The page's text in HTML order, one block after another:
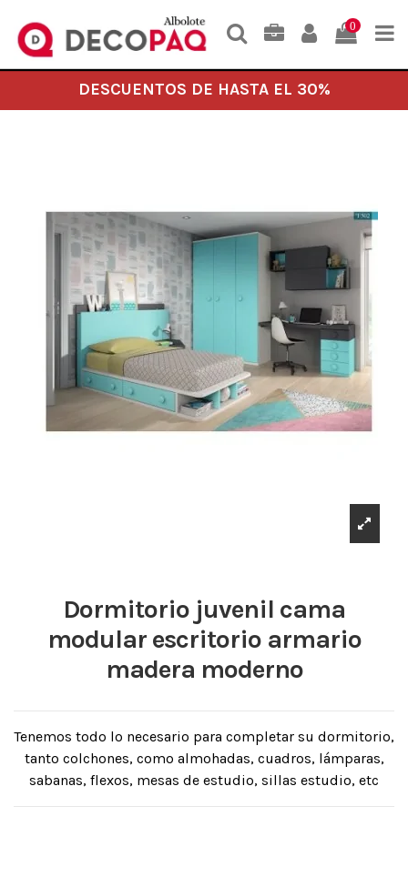
0
DESCUENTOS DE HASTA EL 30%
Dormitorio juvenil cama
modular escritorio armario
madera moderno
Tenemos todo lo necesario para completar su dormitorio,
tanto colchones, como almohadas, cuadros, lámparas,
sabanas, flexos, mesas de estudio, sillas estudio, etc